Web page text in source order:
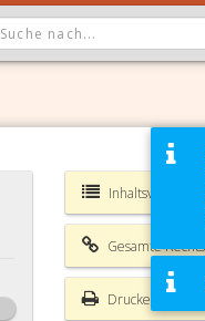
GEWÄHLTER
Gesamte
Drucken
§ 22 FBG
§ 23 FBG
§ 24 FBG
§ 25 FBG
§ 26 FBG